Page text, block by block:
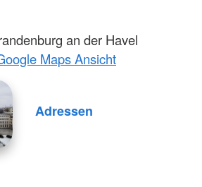
an der Havel
Maps Ansicht
Adressen